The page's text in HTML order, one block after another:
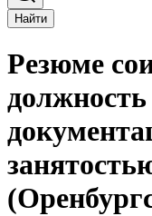
Найти
Резюме
должность